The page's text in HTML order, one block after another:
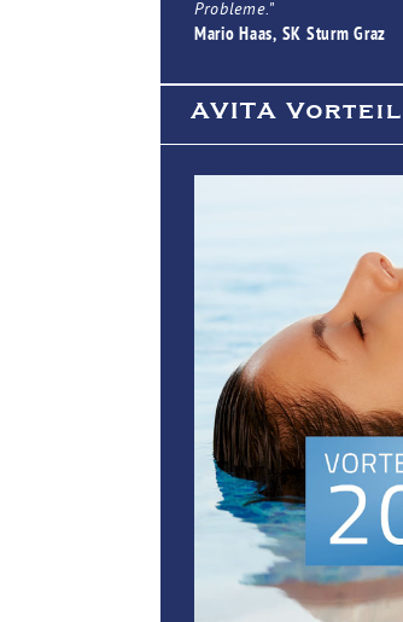
Probleme."
Mario Haas, SK Sturm Graz
AVITA